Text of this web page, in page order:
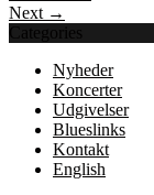
Next →
Categories
Nyheder
Koncerter
Udgivelser
Blueslinks
Kontakt
English